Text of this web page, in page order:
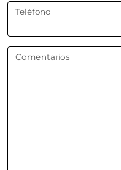
Teléfono
Comentarios